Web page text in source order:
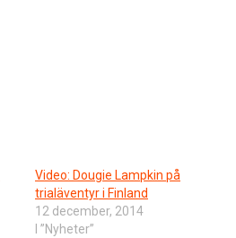
Video: Dougie Lampkin på
trialäventyr i Finland
12 december, 2014
I ”Nyheter”